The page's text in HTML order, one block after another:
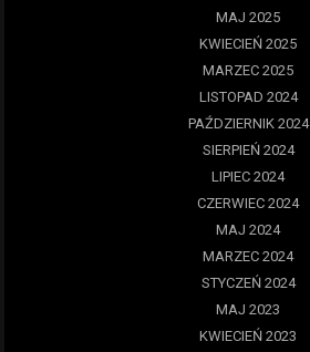
MAJ 2025
KWIECIEŃ 2025
MARZEC 2025
LISTOPAD 2024
PAŹDZIERNIK 2024
SIERPIEŃ 2024
LIPIEC 2024
CZERWIEC 2024
MAJ 2024
MARZEC 2024
STYCZEŃ 2024
MAJ 2023
KWIECIEŃ 2023